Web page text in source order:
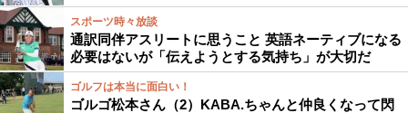
スポーツ時々放談
通訳同伴アスリートに思うこと 英語ネーティブになる
必要はないが「伝えようとする気持ち」が大切だ
ゴルフは本当に面白い！
ゴルゴ松本さん（2）KABA.ちゃんと仲良くなって閃